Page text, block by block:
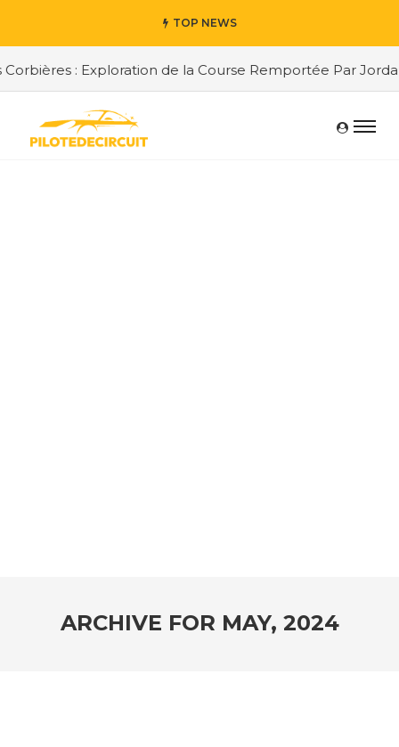
TOP NEWS
: Exploration de la Course Remportée Par Jordan Berfa
ARCHIVE FOR MAY, 2024